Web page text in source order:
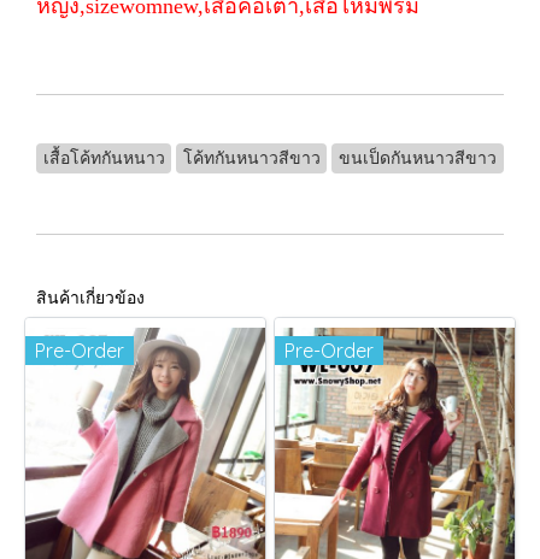
เสื้อโค้ทกันหนาว โค้ทกันหนาวสีขาว ขนเป็ดกันหนาวสีขาว
สินค้าเกี่ยวข้อง
Pre-Order Pre-Order